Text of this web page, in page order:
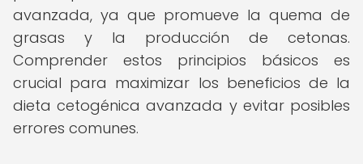
avanzada, ya que promueve la quema de
grasas y la producción de cetonas.
Comprender estos principios básicos es
crucial para maximizar los beneficios de la
dieta cetogénica avanzada y evitar posibles
errores comunes.